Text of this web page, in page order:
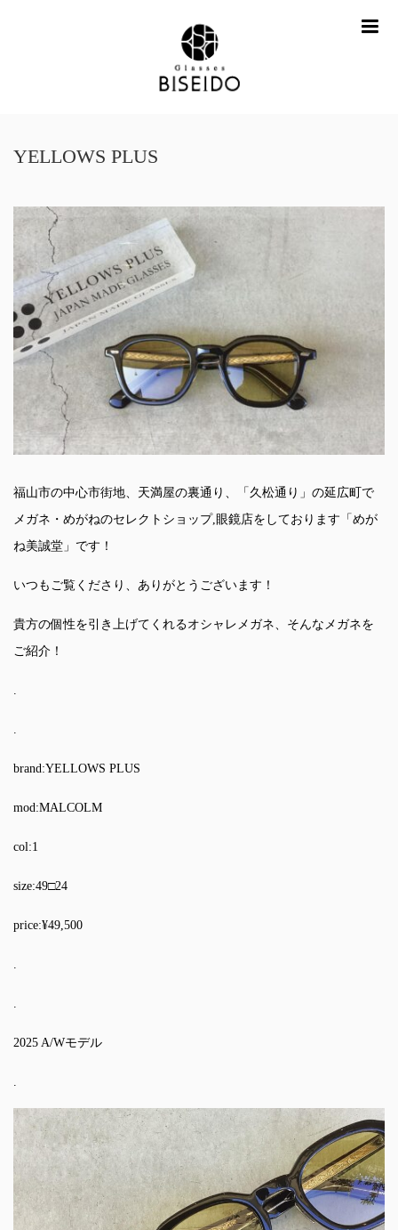
YELLOWS PLUS
福山市の中心市街地、天満屋の裏通り、「久松通り」の延広町で
メガネ・めがねのセレクトショップ,眼鏡店をしております「めが
ね美誠堂」です！
いつもご覧くださり、ありがとうございます！
貴方の個性を引き上げてくれるオシャレメガネ、そんなメガネを
ご紹介！
.
.
brand:YELLOWS PLUS
mod:MALCOLM
col:1
size:49□24
price:¥49,500
.
.
2025 A/Wモデル
.